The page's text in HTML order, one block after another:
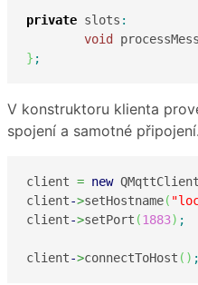
private slots :
void
} ;
V konstruktoru klienta
spojení a samotné připojení.
client = new QMqttClient
client->setHostname(
client->setPort (1883) ;
client->connectToHost ( ) ;